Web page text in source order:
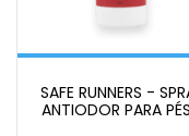
SAFE RUNNERS -
ANTIODOR PARA